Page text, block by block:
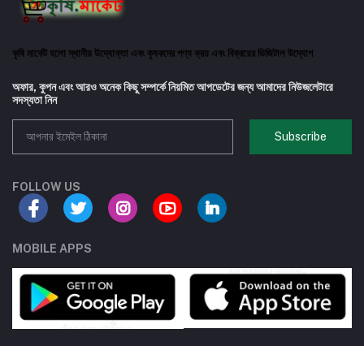
কৃষি মার্কেট হলো স্থানীয় উদ্যোক্তা এবং কৃষকদের পণ্য ক্রয় এবং বিক্রয়ের ডিজিটাল উদ্যোগ
অফার, কুপন এবং আরও অনেক কিছু সম্পর্কে নিয়মিত আপডেটের জন্য আমাদের নিউজলেটারে
সদস্যতা নিন
Subscribe
FOLLOW US
MOBILE APPS